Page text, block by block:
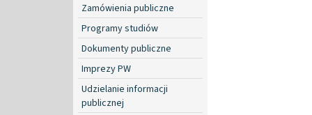
Zamówienia publiczne
Programy studiów
Dokumenty publiczne
Imprezy PW
Udzielanie informacji
publicznej